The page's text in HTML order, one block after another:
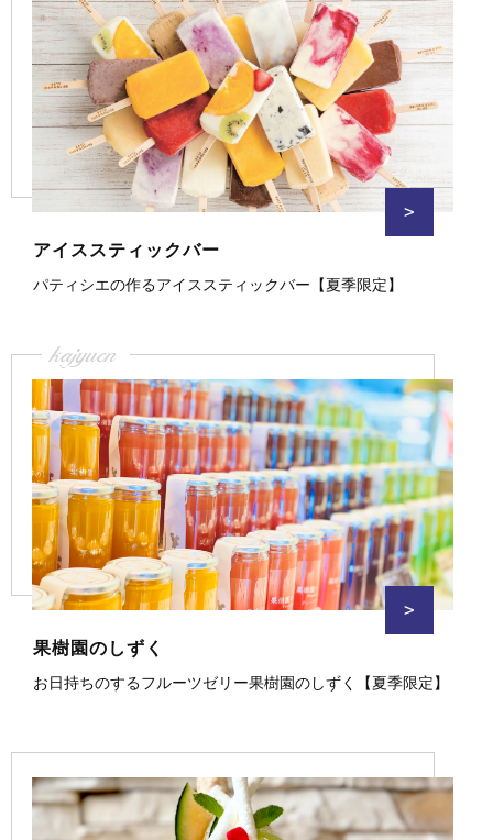
>
アイススティックバー
パティシエの作るアイススティックバー【夏季限定】
kajyuen
>
果樹園のしずく
お日持ちのするフルーツゼリー果樹園のしずく【夏季限定】